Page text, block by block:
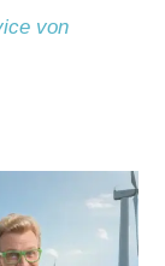
von